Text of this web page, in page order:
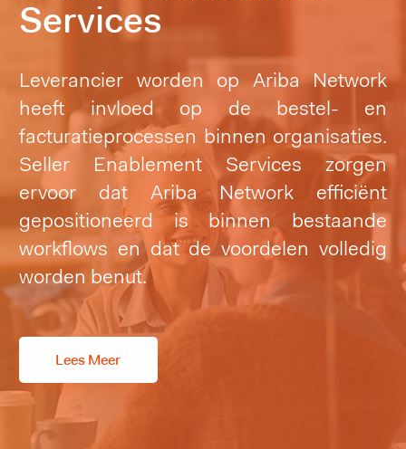
Services
Leverancier worden op Ariba Network
heeft invloed op de bestel- en
facturatieprocessen binnen organisaties.
Seller Enablement Services zorgen
ervoor dat Ariba Network efficiënt
gepositioneerd is binnen bestaande
workflows en dat de voordelen volledig
worden benut.
Lees Meer